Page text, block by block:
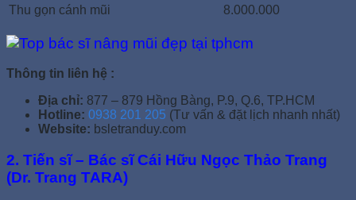
Thu gọn cánh mũi 8.000.000
Thông tin liên hệ :
Địa chỉ: 877 – 879 Hồng Bàng, P.9, Q.6, TP.HCM
Hotline: 0938 201 205 (Tư vấn & đặt lịch nhanh nhất)
Website: bsletranduy.com
2. Tiến sĩ – Bác sĩ Cái Hữu Ngọc Thảo Trang
(Dr. Trang TARA)